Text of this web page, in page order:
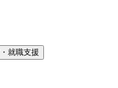
就職支援